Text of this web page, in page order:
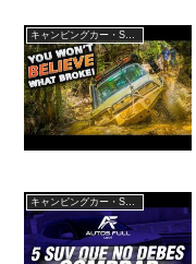
キャンピングカー・SUV人気車種